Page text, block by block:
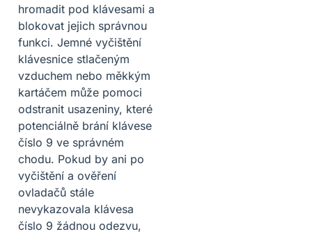
hromadit pod klávesami a
blokovat jejich správnou
funkci. Jemné vyčištění
klávesnice stlačeným
vzduchem nebo měkkým
kartáčem může pomoci
odstranit usazeniny, které
potenciálně brání klávese
číslo 9 ve správném
chodu. Pokud by ani po
vyčištění a ověření
ovladačů stále
nevykazovala klávesa
číslo 9 žádnou odezvu,